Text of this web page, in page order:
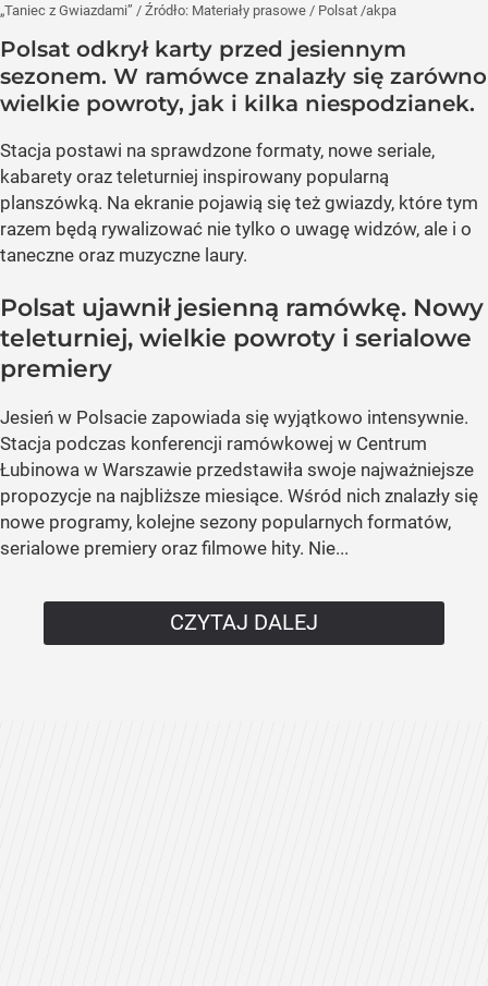
„Taniec z Gwiazdami” / Źródło: Materiały prasowe / Polsat /akpa
Polsat odkrył karty przed jesiennym
sezonem. W ramówce znalazły się zarówno
wielkie powroty, jak i kilka niespodzianek.
Stacja postawi na sprawdzone formaty, nowe seriale,
kabarety oraz teleturniej inspirowany popularną
planszówką. Na ekranie pojawią się też gwiazdy, które tym
razem będą rywalizować nie tylko o uwagę widzów, ale i o
taneczne oraz muzyczne laury.
Polsat ujawnił jesienną ramówkę. Nowy
teleturniej, wielkie powroty i serialowe
premiery
Jesień w Polsacie zapowiada się wyjątkowo intensywnie.
Stacja podczas konferencji ramówkowej w Centrum
Łubinowa w Warszawie przedstawiła swoje najważniejsze
propozycje na najbliższe miesiące. Wśród nich znalazły się
nowe programy, kolejne sezony popularnych formatów,
serialowe premiery oraz filmowe hity. Nie...
CZYTAJ DALEJ